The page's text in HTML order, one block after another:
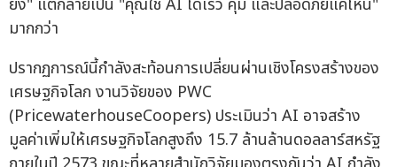
ยัง" แต่กลายเป็น "คุณใช้ AI ได้เร็ว คุ้ม และปลอดภัยแค่ไหน"
มากกว่า
ปรากฏการณ์นี้กำลังสะท้อนการเปลี่ยนผ่านเชิงโครงสร้างของ
เศรษฐกิจโลก งานวิจัยของ PWC
(PricewaterhouseCoopers) ประเมินว่า AI อาจสร้าง
มูลค่าเพิ่มให้เศรษฐกิจโลกสูงถึง 15.7 ล้านล้านดอลลาร์สหรัฐ